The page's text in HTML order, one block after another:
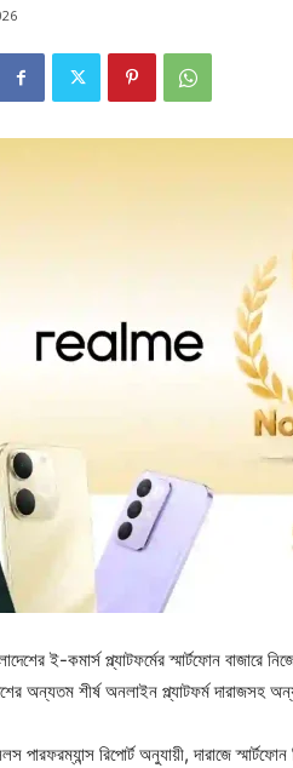
ই-কমার্স প্ল্যাটফর্মের স্মার্টফোন
দেশের অন্যতম শীর্ষ অনলাইন প্ল্যাটফর্ম
পারফরম্যান্স রিপোর্ট অনুযায়ী, দারাজে